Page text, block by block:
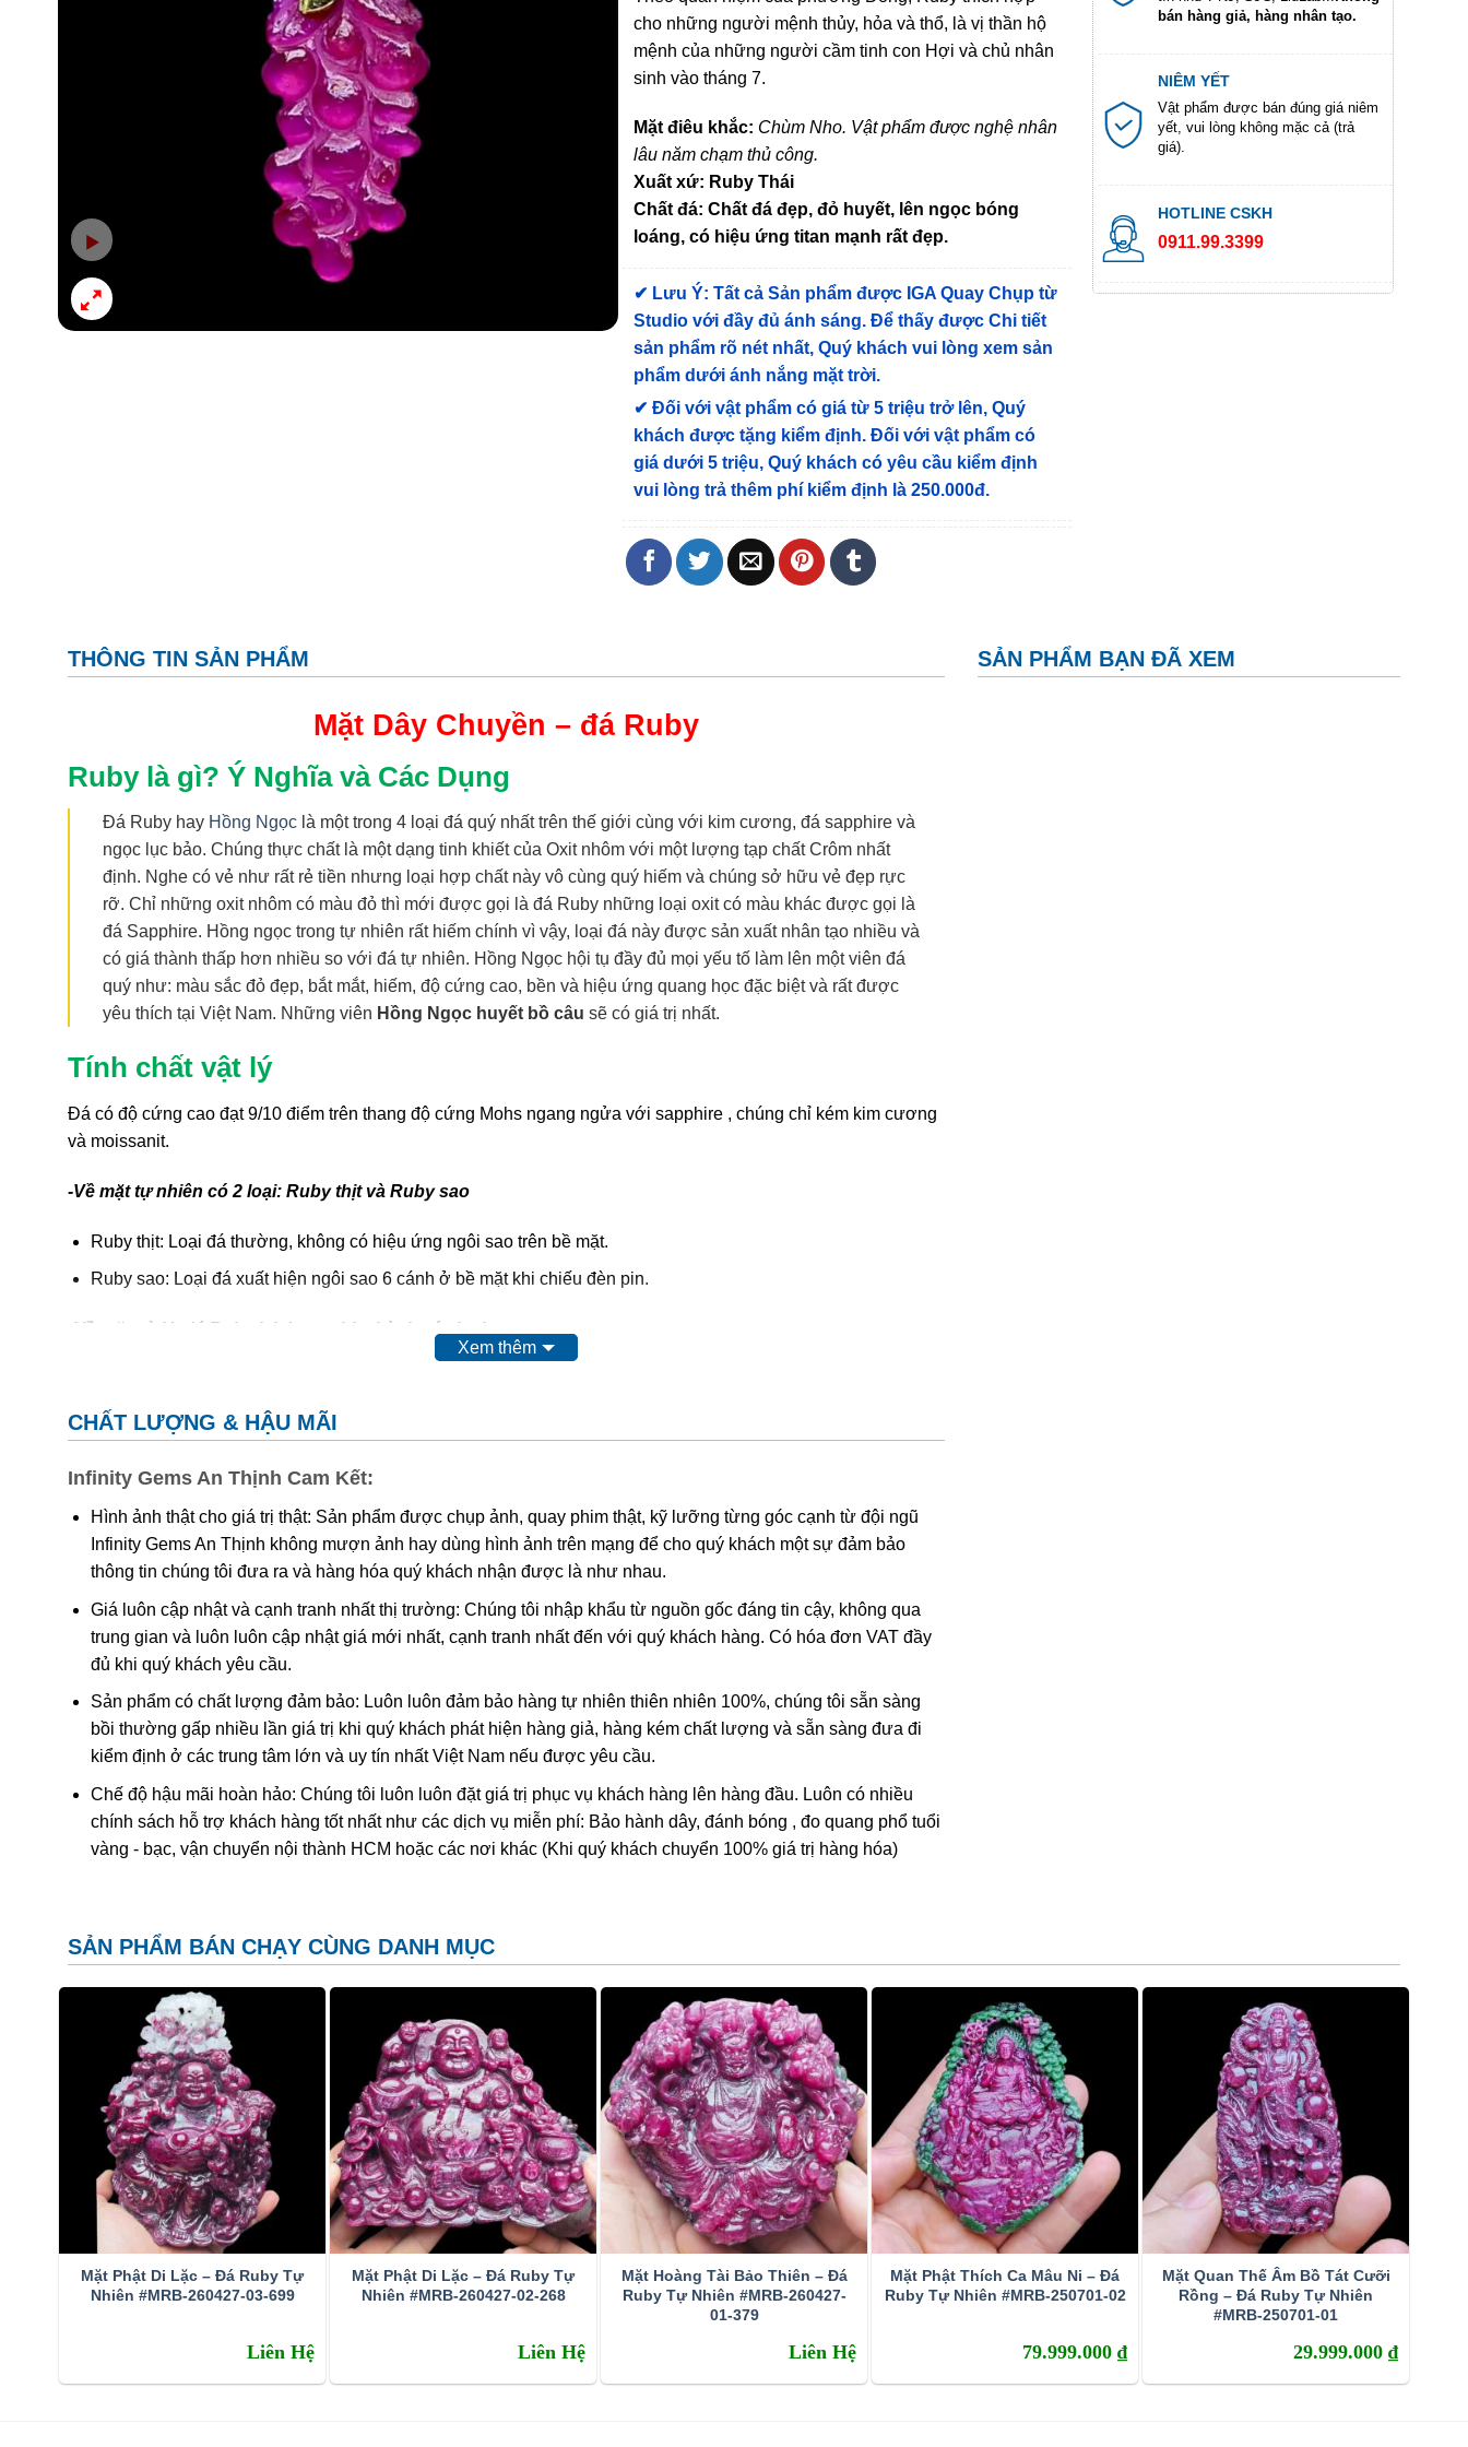
cho những người mệnh thủy, hỏa và thổ, là vị thần hộ
mệnh của những người cầm tinh con Hợi và chủ nhân
sinh vào tháng 7.
Mặt điêu khắc: Chùm Nho. Vật phẩm được nghệ nhân
lâu năm chạm thủ công.
Xuất xứ: Ruby Thái
Chất đá: Chất đá đẹp, đỏ huyết, lên ngọc bóng
loáng, có hiệu ứng titan mạnh rất đẹp.
✔ Lưu Ý: Tất cả Sản phẩm được IGA Quay Chụp từ
Studio với đầy đủ ánh sáng. Để thấy được Chi tiết
sản phẩm rõ nét nhất, Quý khách vui lòng xem sản
phẩm dưới ánh nắng mặt trời.
✔Đối với vật phẩm có giá từ 5 triệu trở lên, Quý
khách được tặng kiểm định. Đối với vật phẩm có
giá dưới 5 triệu, Quý khách có yêu cầu kiểm định
vui lòng trả thêm phí kiểm định là 250.000đ.
bán hàng giả, hàng nhân tạo.
NIÊM YẾT
Vật phẩm được bán đúng giá niêm
yết, vui lòng không mặc cả (trả
giá).
HOTLINE CSKH
0911.99.3399
THÔNG TIN SẢN PHẨM
Mặt Dây Chuyền – đá Ruby
Ruby là gì? Ý Nghĩa và Các Dụng
Đá Ruby hay Hồng Ngọc là một trong 4 loại đá quý nhất trên thế giới cùng với kim cương, đá sapphire và
ngọc lục bảo. Chúng thực chất là một dạng tinh khiết của Oxit nhôm với một lượng tạp chất Crôm nhất
định. Nghe có vẻ như rất rẻ tiền nhưng loại hợp chất này vô cùng quý hiếm và chúng sở hữu vẻ đẹp rực
rỡ. Chỉ những oxit nhôm có màu đỏ thì mới được gọi là đá Ruby những loại oxit có màu khác được gọi là
đá Sapphire. Hồng ngọc trong tự nhiên rất hiếm chính vì vậy, loại đá này được sản xuất nhân tạo nhiều và
có giá thành thấp hơn nhiều so với đá tự nhiên. Hồng Ngọc hội tụ đầy đủ mọi yếu tố làm lên một viên đá
quý như: màu sắc đỏ đẹp, bắt mắt, hiếm, độ cứng cao, bền và hiệu ứng quang học đặc biệt và rất được
yêu thích tại Việt Nam. Những viên Hồng Ngọc huyết bồ câu sẽ có giá trị nhất.
Tính chất vật lý
Đá có độ cứng cao đạt 9/10 điểm trên thang độ cứng Mohs ngang ngửa với sapphire , chúng chỉ kém kim cương
và moissanit.
-Về mặt tự nhiên có 2 loại: Ruby thịt và Ruby sao
Ruby thịt: Loại đá thường, không có hiệu ứng ngôi sao trên bề mặt.
Ruby sao: Loại đá xuất hiện ngôi sao 6 cánh ở bề mặt khi chiếu đèn pin.
-Về mặt xử lý, đá Ruby lại được chia thành các loại sau:
Ruby được xử lý nhiệt (Ruby nung):
các khe nứt giúp tăng độ bóng và màu sắc của đá.
Ruby nhuộm:được khai thác tự nhiên không đạt chất lượng được xử lý màu sắc bằng phương pháp nhuộm.
Ruby nhân tạo: được tạo ra từ phòng thí nghiệm, mô phỏng quá trình hình thành trong tự nhiên.
Trang Sức Ruby
Ý nghĩa và Công dụng
Để biết tại sao chúng ta nên bỏ nhiều tiền bạc để mua một viên đá Ruby thì trước tiên ta phải hiểu được giá trị
: Tên tiếng Anh “ruby” có nguồn gốc từ chữ “ruber” trong tiếng Latin, có nghĩa là màu đỏ. Tại Thái
Lan, ruby ​​được biết đến như “tabtim”, nghĩa là “lựu”. Do màu sắc của những viên đá rất giống màu của hạt lựu khi
Xem thêm
CHẤT LƯỢNG & HẬU MÃI
Infinity Gems An Thịnh Cam Kết:
Hình ảnh thật cho giá trị thật: Sản phẩm được chụp ảnh, quay phim thật, kỹ lưỡng từng góc cạnh từ đội ngũ
Infinity Gems An Thịnh không mượn ảnh hay dùng hình ảnh trên mạng để cho quý khách một sự đảm bảo
thông tin chúng tôi đưa ra và hàng hóa quý khách nhận được là như nhau.
Giá luôn cập nhật và cạnh tranh nhất thị trường: Chúng tôi nhập khẩu từ nguồn gốc đáng tin cậy, không qua
trung gian và luôn luôn cập nhật giá mới nhất, cạnh tranh nhất đến với quý khách hàng. Có hóa đơn VAT đầy
đủ khi quý khách yêu cầu.
Sản phẩm có chất lượng đảm bảo: Luôn luôn đảm bảo hàng tự nhiên thiên nhiên 100%, chúng tôi sẵn sàng
bồi thường gấp nhiều lần giá trị khi quý khách phát hiện hàng giả, hàng kém chất lượng và sẵn sàng đưa đi
kiểm định ở các trung tâm lớn và uy tín nhất Việt Nam nếu được yêu cầu.
Chế độ hậu mãi hoàn hảo: Chúng tôi luôn luôn đặt giá trị phục vụ khách hàng lên hàng đầu. Luôn có nhiều
chính sách hỗ trợ khách hàng tốt nhất như các dịch vụ miễn phí: Bảo hành dây, đánh bóng , đo quang phổ tuổi
vàng - bạc, vận chuyển nội thành HCM hoặc các nơi khác (Khi quý khách chuyển 100% giá trị hàng hóa)
SẢN PHẨM BẠN ĐÃ XEM
SẢN PHẨM BÁN CHẠY CÙNG DANH MỤC
Mặt Phật Di Lặc – Đá Ruby Tự
Nhiên #MRB-260427-03-699
Liên Hệ
Mặt Phật Di Lặc – Đá Ruby Tự
Nhiên #MRB-260427-02-268
Liên Hệ
Mặt Hoàng Tài Bảo Thiên – Đá
Ruby Tự Nhiên #MRB-260427-
01-379
Liên Hệ
Mặt Phật Thích Ca Mâu Ni – Đá
Ruby Tự Nhiên #MRB-250701-02
79.999.000 ₫
Mặt Quan Thế Âm Bồ Tát Cưỡi
Rồng – Đá Ruby Tự Nhiên
#MRB-250701-01
29.999.000 ₫